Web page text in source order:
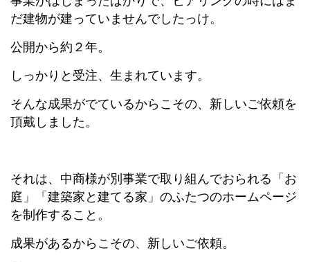
だ建物が建っていませんでしたっけ。
公開から約２年。
しっかりと受注、生まれています。
そんな成果がでているからこその、新しいご依頼を
頂戴しました。
それは、中商様が別事業で取り組んでおられる「お
庭」「建築家と建てる家」のふたつのホームページ
を制作すること。
成果があるからこその、新しいご依頼。